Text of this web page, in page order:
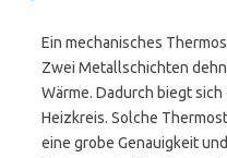
Ein mechanisches
Zwei Metallschichten
Wärme. Dadurch biegt
Heizkreis. Solche
eine grobe Genauigkeit